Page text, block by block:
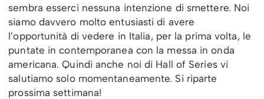
sembra esserci nessuna intenzione di smettere. Noi
siamo davvero molto entusiasti di avere
l’opportunità di vedere in Italia, per la prima volta, le
puntate in contemporanea con la messa in onda
americana. Quindi anche noi di Hall of Series vi
salutiamo solo momentaneamente. Si riparte
prossima settimana!